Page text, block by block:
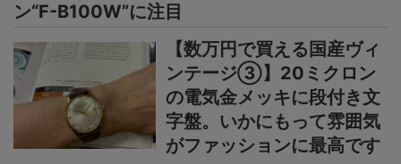
ン“F-B100W”に注目
【数万円で買える国産ヴィ
ンテージ③】20ミクロン
の電気金メッキに段付き文
字盤。いかにもって雰囲気
がファッションに最高です